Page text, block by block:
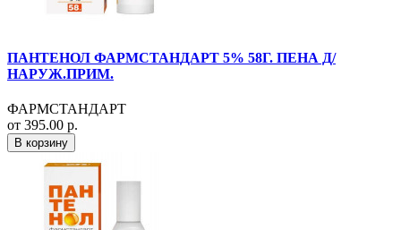
ПАНТЕНОЛ ФАРМСТАНДАРТ 5% 58Г. ПЕНА Д/
НАРУЖ.ПРИМ.
ФАРМСТАНДАРТ
от 395.00 р.
В корзину